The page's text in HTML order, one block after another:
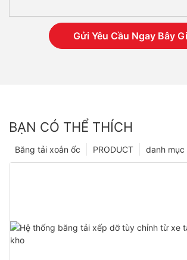
Gửi Yêu Cầu Ngay Bây
BẠN CÓ THỂ THÍCH
danh mục
PRODUCT
Băng tải xoắn ốc